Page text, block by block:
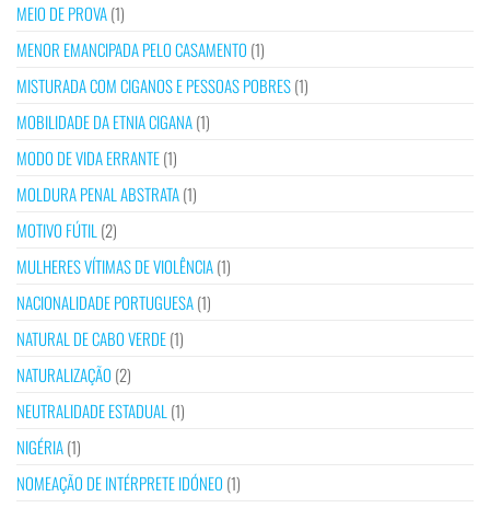
MEIO DE PROVA(1)
MENOR EMANCIPADA PELO CASAMENTO (1)
MISTURADA COM CIGANOS E PESSOAS POBRES(1)
MOBILIDADE DA ETNIA CIGANA(1)
MODO DE VIDA ERRANTE(1)
MOLDURA PENAL ABSTRATA(1)
MOTIVO FÚTIL (2)
MULHERES VÍTIMAS DE VIOLÊNCIA(1)
NACIONALIDADE PORTUGUESA(1)
NATURAL DE CABO VERDE(1)
NATURALIZAÇÃO (2)
NEUTRALIDADE ESTADUAL (1)
NIGÉRIA(1)
NOMEAÇÃO DE INTÉRPRETE IDÓNEO (1)